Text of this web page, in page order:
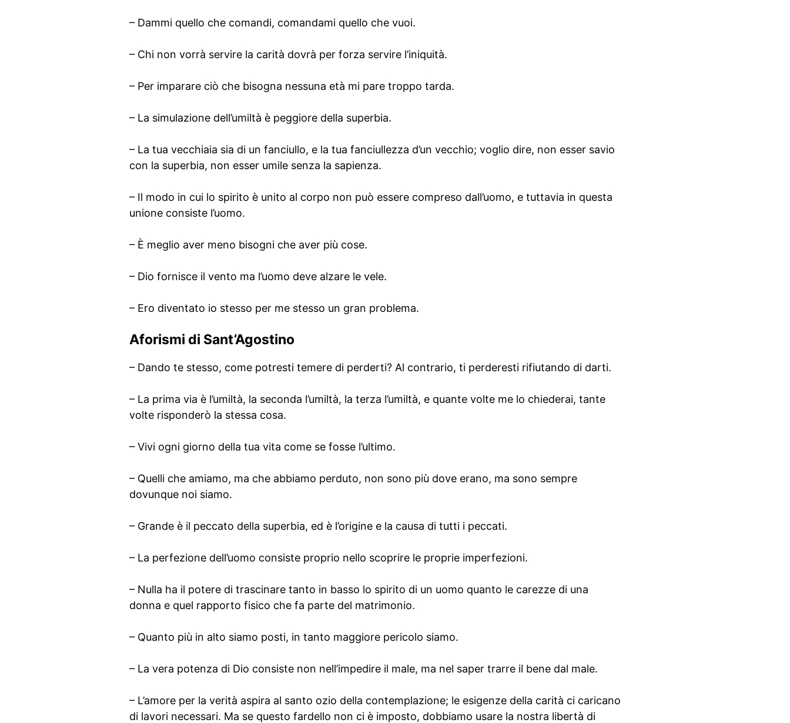
– Dammi quello che comandi, comandami quello che vuoi.
– Chi non vorrà servire la carità dovrà per forza servire l’iniquità.
– Per imparare ciò che bisogna nessuna età mi pare troppo tarda.
– La simulazione dell’umiltà è peggiore della superbia.
– La tua vecchiaia sia di un fanciullo, e la tua fanciullezza d’un vecchio; voglio dire, non esser savio
con la superbia, non esser umile senza la sapienza.
– Il modo in cui lo spirito è unito al corpo non può essere compreso dall’uomo, e tuttavia in questa
unione consiste l’uomo.
– È meglio aver meno bisogni che aver più cose.
– Dio fornisce il vento ma l’uomo deve alzare le vele.
– Ero diventato io stesso per me stesso un gran problema.
Aforismi di Sant’Agostino
– Dando te stesso, come potresti temere di perderti? Al contrario, ti perderesti rifiutando di darti.
– La prima via è l’umiltà, la seconda l’umiltà, la terza l’umiltà, e quante volte me lo chiederai, tante
volte risponderò la stessa cosa.
– Vivi ogni giorno della tua vita come se fosse l’ultimo.
– Quelli che amiamo, ma che abbiamo perduto, non sono più dove erano, ma sono sempre
dovunque noi siamo.
– Grande è il peccato della superbia, ed è l’origine e la causa di tutti i peccati.
– La perfezione dell’uomo consiste proprio nello scoprire le proprie imperfezioni.
– Nulla ha il potere di trascinare tanto in basso lo spirito di un uomo quanto le carezze di una
donna e quel rapporto fisico che fa parte del matrimonio.
– Quanto più in alto siamo posti, in tanto maggiore pericolo siamo.
– La vera potenza di Dio consiste non nell’impedire il male, ma nel saper trarre il bene dal male.
– L’amore per la verità aspira al santo ozio della contemplazione; le esigenze della carità ci caricano
di lavori necessari. Ma se questo fardello non ci è imposto, dobbiamo usare la nostra libertà di